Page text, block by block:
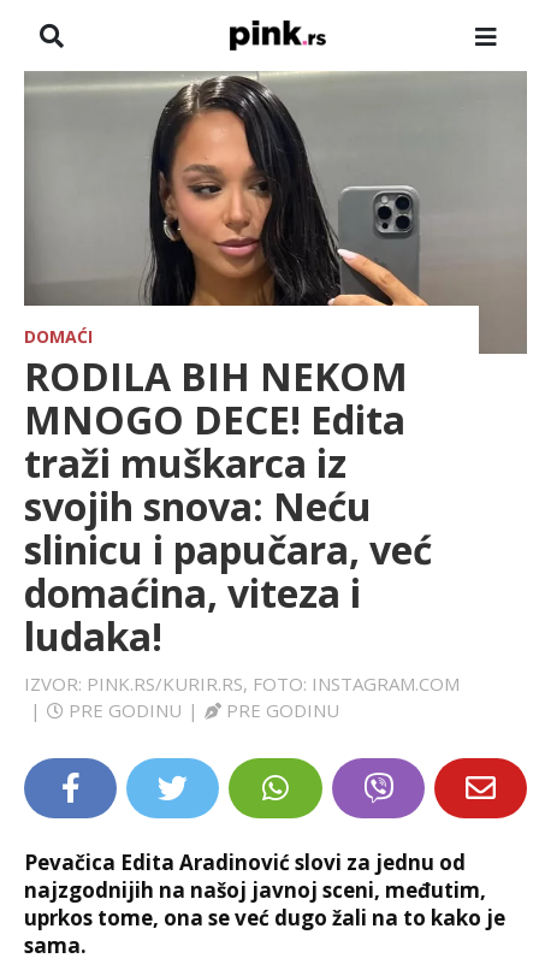
NASLOVNA
HRONIKA
FARMERI
SPORT
LIFESTYLE
EXTRA
DOMAĆI
RODILA BIH NEKOM
MNOGO DECE! Edita
traži muškarca iz
svojih snova: Neću
slinicu i papučara, već
domaćina, viteza i
ludaka!
IZVOR: PINK.RS/KURIR.RS, FOTO: INSTAGRAM.COM
|
PRE GODINU | PRE GODINU
Pevačica Edita Aradinović slovi za jednu od
najzgodnijih na našoj javnoj sceni, međutim,
uprkos tome, ona se već dugo žali na to kako je
sama.